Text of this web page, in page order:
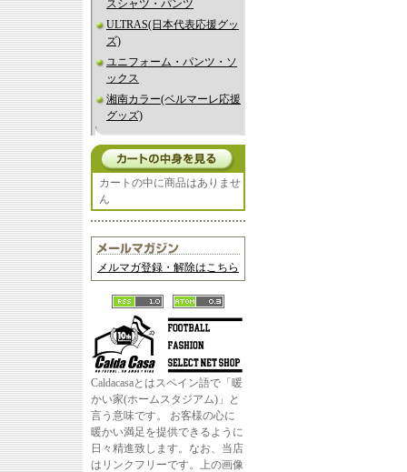
スシャツ・パンツ
ULTRAS(日本代表応援グッ
ズ)
ユニフォーム・パンツ・ソ
ックス
湘南カラー(ベルマーレ応援
グッズ)
カートの中に商品はありませ
ん
メルマガ登録・解除はこちら
Caldacasaとはスペイン語で「暖
かい家(ホームスタジアム)」と
言う意味です。 お客様の心に
暖かい満足を提供できるように
日々精進致します。なお、当店
はリンクフリーです。上の画像